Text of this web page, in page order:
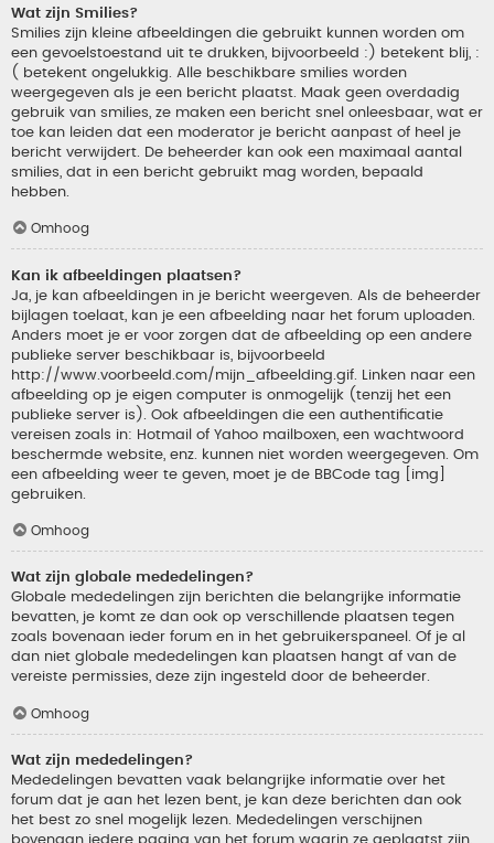
Wat zijn Smilies?
Smilies zijn kleine afbeeldingen die gebruikt kunnen worden om
een gevoelstoestand uit te drukken, bijvoorbeeld :) betekent blij, :
( betekent ongelukkig. Alle beschikbare smilies worden
weergegeven als je een bericht plaatst. Maak geen overdadig
gebruik van smilies, ze maken een bericht snel onleesbaar, wat er
toe kan leiden dat een moderator je bericht aanpast of heel je
bericht verwijdert. De beheerder kan ook een maximaal aantal
smilies, dat in een bericht gebruikt mag worden, bepaald
hebben.
Omhoog
Kan ik afbeeldingen plaatsen?
Ja, je kan afbeeldingen in je bericht weergeven. Als de beheerder
bijlagen toelaat, kan je een afbeelding naar het forum uploaden.
Anders moet je er voor zorgen dat de afbeelding op een andere
publieke server beschikbaar is, bijvoorbeeld
http://www.voorbeeld.com/mijn_afbeelding.gif. Linken naar een
afbeelding op je eigen computer is onmogelijk (tenzij het een
publieke server is). Ook afbeeldingen die een authentificatie
vereisen zoals in: Hotmail of Yahoo mailboxen, een wachtwoord
beschermde website, enz. kunnen niet worden weergegeven. Om
een afbeelding weer te geven, moet je de BBCode tag [img]
gebruiken.
Omhoog
Wat zijn globale mededelingen?
Globale mededelingen zijn berichten die belangrijke informatie
bevatten, je komt ze dan ook op verschillende plaatsen tegen
zoals bovenaan ieder forum en in het gebruikerspaneel. Of je al
dan niet globale mededelingen kan plaatsen hangt af van de
vereiste permissies, deze zijn ingesteld door de beheerder.
Omhoog
Wat zijn mededelingen?
Mededelingen bevatten vaak belangrijke informatie over het
forum dat je aan het lezen bent, je kan deze berichten dan ook
het best zo snel mogelijk lezen. Mededelingen verschijnen